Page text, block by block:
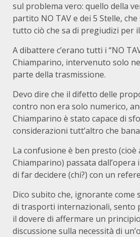
sul problema vero: quello della
partito NO TAV e dei 5 Stelle,
tutto ciò che sa di pregiudizi per
A dibattere c’erano tutti i “NO
Chiamparino, intervenuto solo
parte della trasmissione.
Devo dire che il difetto delle
contro non era solo numerico,
Chiamparino è stato capace di
considerazioni tutt’altro che
La confusione è ben presto (cioè
Chiamparino) passata
di far decidere (chi?) con un
Dico subito che, ignorante come
di trasporti internazionali, sento
il dovere di affermare un
discussione sulla necessità di